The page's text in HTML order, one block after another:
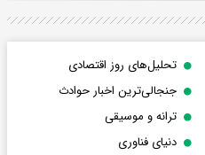
تحلیل‌های روز اقتصادی
جنجالی‌ترین اخبار حوادث
ترانه و موسیقی
دنیای فناوری